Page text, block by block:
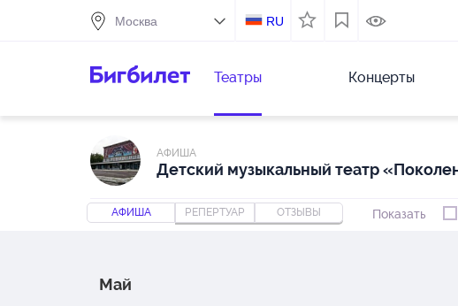
RU
Театры Концерты
АФИША
Детский музыкальный театр
АФИША РЕПЕРТУАР ОТЗЫВЫ Показать
Май